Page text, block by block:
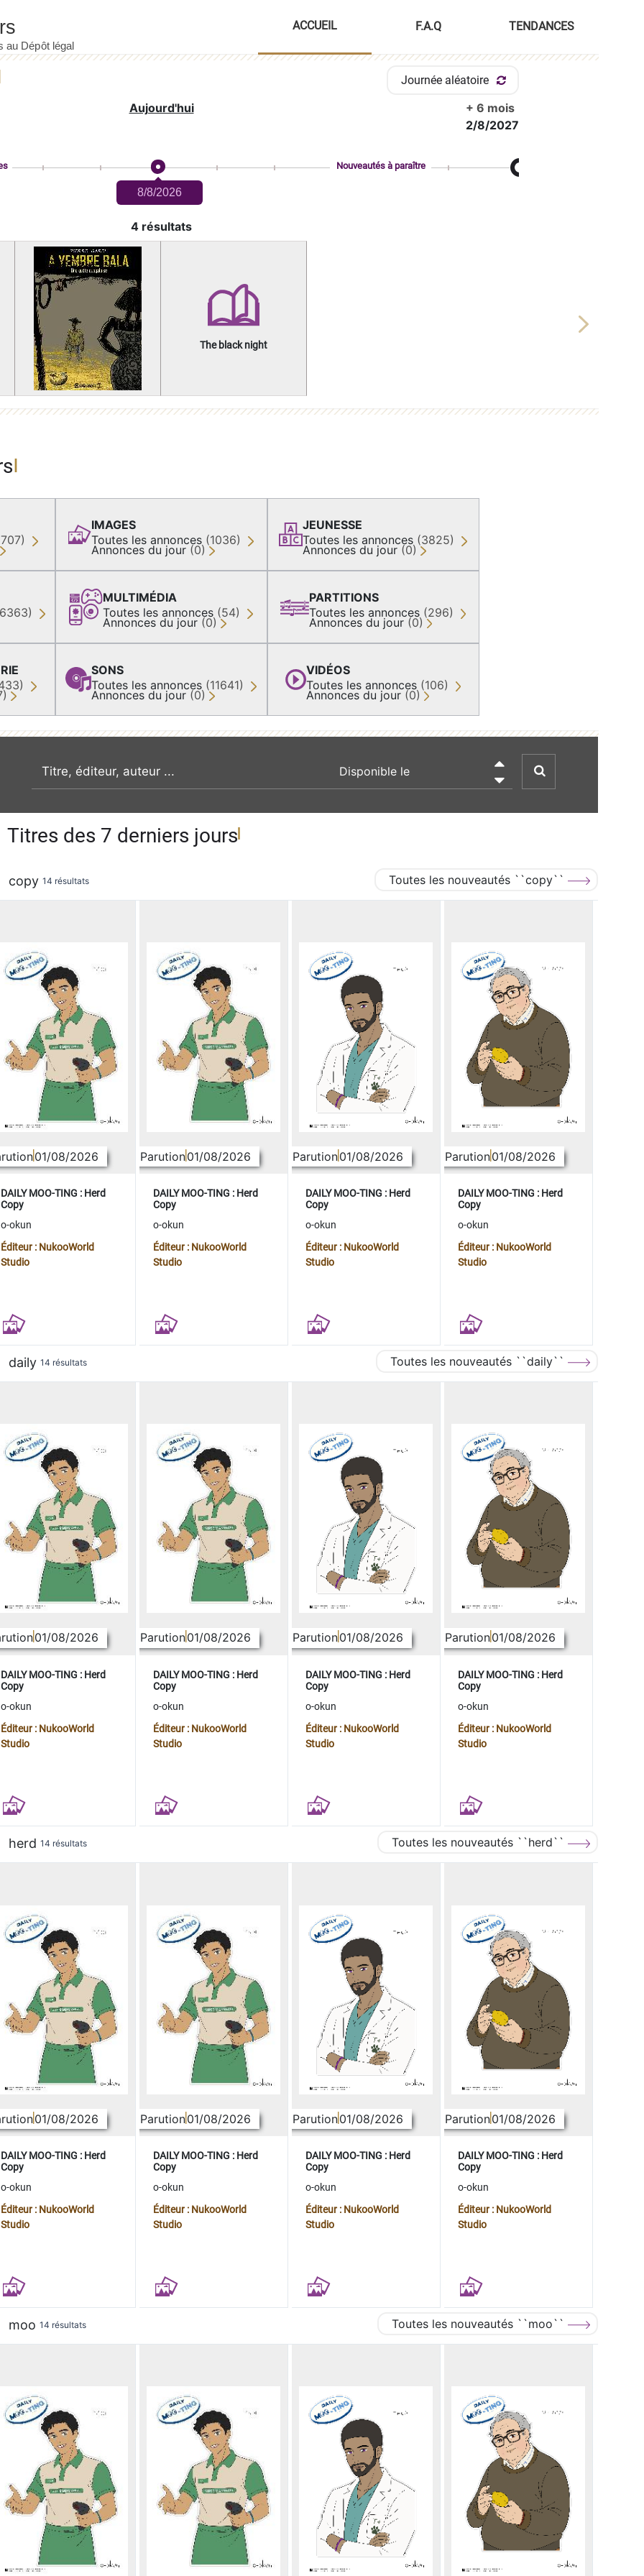
ACCUEIL F.A.Q TENDANCES
Journée aléatoire
Aujourd'hui
+ 6 mois
2/8/2027
8/8/2026
Nouveautés à paraître
4 résultats
The black night
Next
IMAGES
Toutes les annonces (1036)
Annonces du jour (0)
MULTIMÉDIA
Toutes les annonces (54)
Annonces du jour (0)
SONS
Toutes les annonces (11641)
Annonces du jour (0)
JEUNESSE
Toutes les annonces (3825)
Annonces du jour (0)
PARTITIONS
Toutes les annonces (296)
Annonces du jour (0)
VIDÉOS
Toutes les annonces (106)
Annonces du jour (0)
recherche par mot clé

Titres des 7 derniers jours
copy 14 résultats Toutes les nouveautés ``copy``
01/08/2026
DAILY MOO-TING : Herd
Copy
o-okun
Éditeur : NukooWorld
Studio
Parution01/08/2026
DAILY MOO-TING : Herd
Copy
o-okun
Éditeur : NukooWorld
Studio
Parution01/08/2026
DAILY MOO-TING : Herd
Copy
o-okun
Éditeur : NukooWorld
Studio
Parution01/08/2026
DAILY MOO-TING : Herd
Copy
o-okun
Éditeur : NukooWorld
Studio
daily 14 résultats Toutes les nouveautés ``daily``
01/08/2026
DAILY MOO-TING : Herd
Copy
o-okun
Éditeur : NukooWorld
Studio
Parution01/08/2026
DAILY MOO-TING : Herd
Copy
o-okun
Éditeur : NukooWorld
Studio
Parution01/08/2026
DAILY MOO-TING : Herd
Copy
o-okun
Éditeur : NukooWorld
Studio
Parution01/08/2026
DAILY MOO-TING : Herd
Copy
o-okun
Éditeur : NukooWorld
Studio
herd 14 résultats Toutes les nouveautés ``herd``
01/08/2026
DAILY MOO-TING : Herd
Copy
o-okun
Éditeur : NukooWorld
Studio
Parution01/08/2026
DAILY MOO-TING : Herd
Copy
o-okun
Éditeur : NukooWorld
Studio
Parution01/08/2026
DAILY MOO-TING : Herd
Copy
o-okun
Éditeur : NukooWorld
Studio
Parution01/08/2026
DAILY MOO-TING : Herd
Copy
o-okun
Éditeur : NukooWorld
Studio
moo 14 résultats Toutes les nouveautés ``moo``